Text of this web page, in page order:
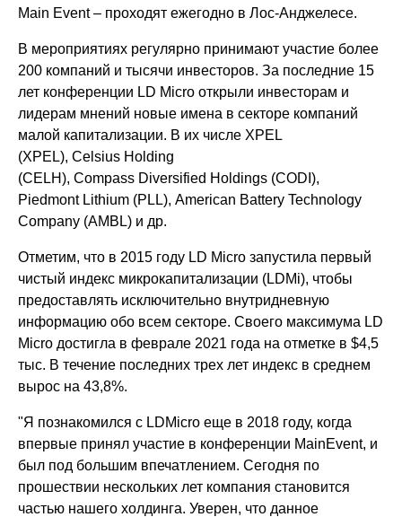
Main Event – проходят ежегодно в Лос-Анджелесе.
В мероприятиях регулярно принимают участие более
200 компаний и тысячи инвесторов. За последние 15
лет конференции LD Micro открыли инвесторам и
лидерам мнений новые имена в секторе компаний
малой капитализации. В их числе ХPEL
(ХPEL), Celsius Holding
(CELH), Compass Diversified Holdings (CODI),
Piedmont Lithium (PLL), American Battery Technology
Company (AMBL) и др.
Отметим, что в 2015 году LD Micro запустила первый
чистый индекс микрокапитализации (LDMi), чтобы
предоставлять исключительно внутридневную
информацию обо всем секторе. Своего максимума LD
Micro достигла в феврале 2021 года на отметке в $4,5
тыс. В течение последних трех лет индекс в среднем
вырос на 43,8%.
"Я познакомился с LDMicro еще в 2018 году, когда
впервые принял участие в конференции MainEvent, и
был под большим впечатлением. Сегодня по
прошествии нескольких лет компания становится
частью нашего холдинга. Уверен, что данное